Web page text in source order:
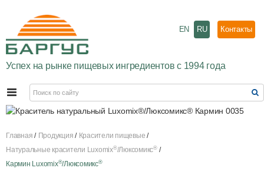
Успех на рынке пищевых ингредиентов с 1994 года
EN RU Контакты
Главная Продукция
Красители пищевые
Натуральные красители Luxomix®/Люксомикс®
Кармин Luxomix®/Люксомикс®